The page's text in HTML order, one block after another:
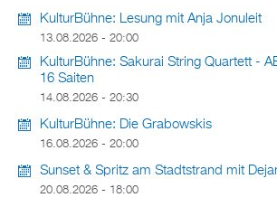
KulturBühne: Lesung mit Anja Jonuleit
13.08.2026 - 20:00
KulturBühne: Sakurai String Quartett -
16 Saiten
14.08.2026 - 20:30
KulturBühne: Die Grabowskis
16.08.2026 - 20:00
Sunset & Spritz am Stadtstrand mit
20.08.2026 - 18:00